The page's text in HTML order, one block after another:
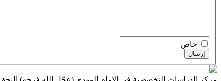
خاص
إرسال
مركز الدراسات التخصصية في الإمام المهدي (عجّل الله فرجه)